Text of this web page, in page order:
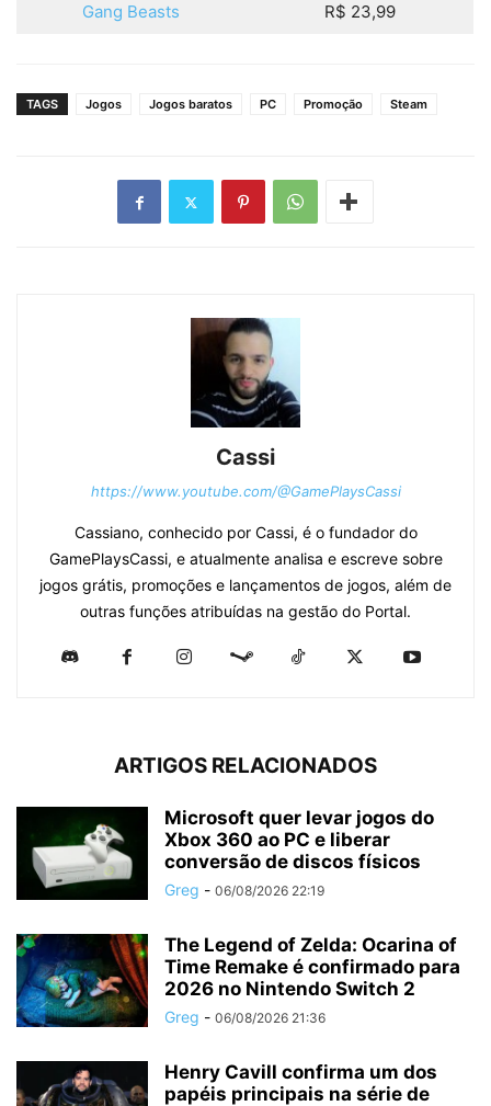
Gang Beasts R$ 23,99
TAGS Jogos Jogos baratos PC Promoção Steam
Cassi
https://www.youtube.com/@GamePlaysCassi
Cassiano, conhecido por Cassi, é o fundador do
GamePlaysCassi, e atualmente analisa e escreve sobre
jogos grátis, promoções e lançamentos de jogos, além de
outras funções atribuídas na gestão do Portal.
ARTIGOS RELACIONADOS
Microsoft quer levar jogos do
Xbox 360 ao PC e liberar
conversão de discos físicos
Greg - 06/08/2026 22:19
The Legend of Zelda: Ocarina of
Time Remake é confirmado para
2026 no Nintendo Switch 2
Greg - 06/08/2026 21:36
Henry Cavill confirma um dos
papéis principais na série de